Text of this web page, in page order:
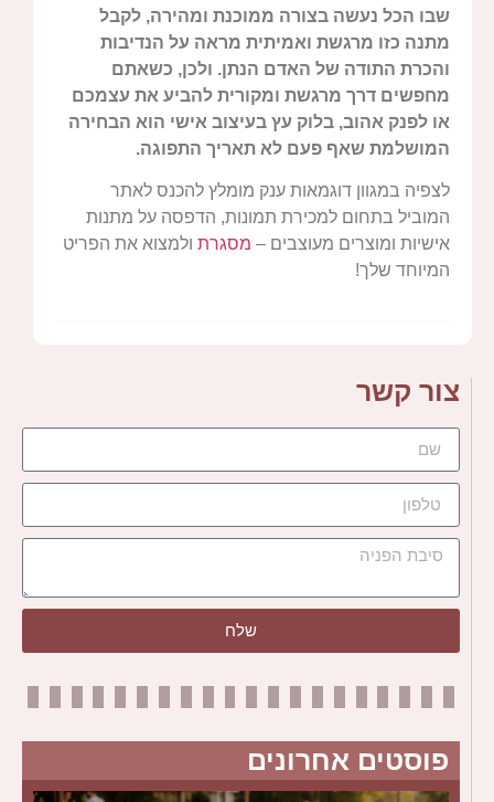
שבו הכל נעשה בצורה ממוכנת ומהירה, לקבל
מתנה כזו מרגשת ואמיתית מראה על הנדיבות
והכרת התודה של האדם הנתן. ולכן, כשאתם
מחפשים דרך מרגשת ומקורית להביע את עצמכם
או לפנק אהוב, בלוק עץ בעיצוב אישי הוא הבחירה
המושלמת שאף פעם לא תאריך התפוגה.
לצפיה במגוון דוגמאות ענק מומלץ להכנס לאתר
המוביל בתחום למכירת תמונות, הדפסה על מתנות
אישיות ומוצרים מעוצבים – מסגרת ולמצוא את הפריט
המיוחד שלך!
צור קשר
שלח
פוסטים אחרונים